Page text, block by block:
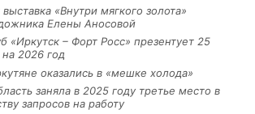
«Внутри мягкого золота»
Елены Аносовой
«Иркутск – Форт Росс» презентует 25
2026 год
оказались в «мешке холода»
заняла в 2025 году третье место в
запросов на работу